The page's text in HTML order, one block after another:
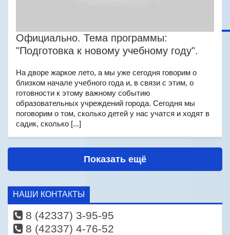
Официально. Тема программы:
"Подготовка к новому учебному году".
На дворе жаркое лето, а мы уже сегодня говорим о
близком начале учебного года и, в связи с этим, о
готовности к этому важному событию
образовательных учреждений города. Сегодня мы
поговорим о том, сколько детей у нас учатся и ходят в
садик, сколько [...]
Показать ещё
НАШИ КОНТАКТЫ
8 (42337) 3-95-95
8 (42337) 4-76-52